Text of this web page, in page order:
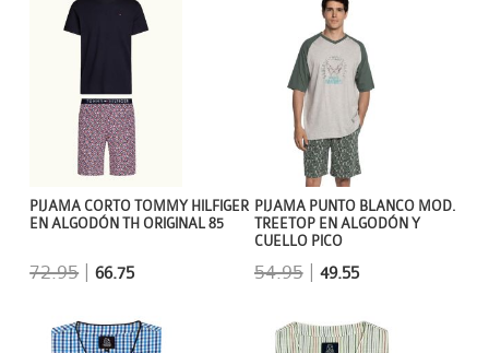
PIJAMA PUNTO BLANCO MOD.
TREETOP EN ALGODÓN Y
CUELLO PICO
54.95| 49.55
PIJAMA CORTO TOMMY HILFIGER
EN ALGODÓN TH ORIGINAL 85
72.95 |66.75